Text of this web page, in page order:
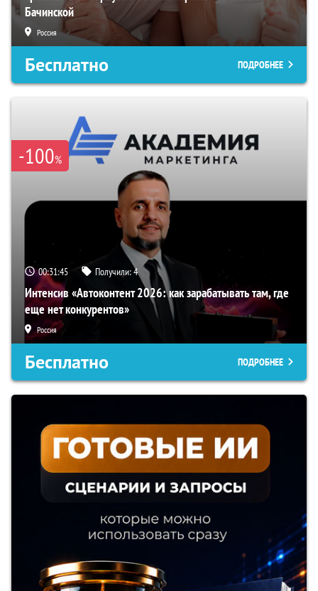
Бачинской
Россия
Бесплатно ПОДРОБНЕЕ
-100%
00:31:44 Получили:4
Интенсив «Автоконтент 2026: как зарабатывать там, где
еще нет конкурентов»
Россия
Бесплатно ПОДРОБНЕЕ